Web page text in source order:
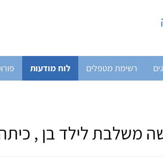
רשימת מטפלים לוח מודעות
משלבת לילד בן ,